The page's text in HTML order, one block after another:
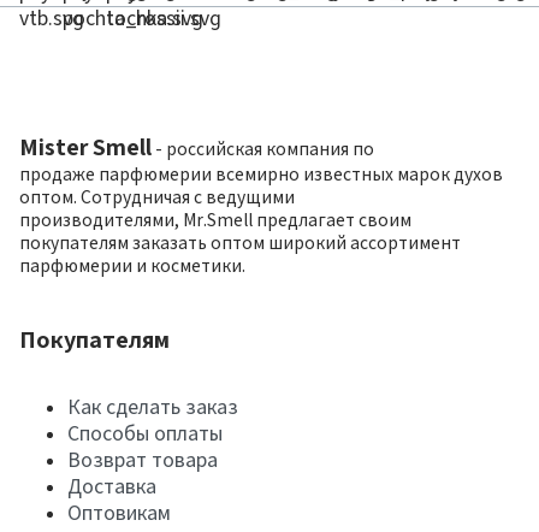
Mister Smell - российская компания по
продаже парфюмерии всемирно известных марок духов
оптом. Сотрудничая с ведущими
производителями, Mr.Smell предлагает своим
покупателям заказать оптом широкий ассортимент
парфюмерии и косметики.
Покупателям
Как сделать заказ
Способы оплаты
Возврат товара
Доставка
Оптовикам